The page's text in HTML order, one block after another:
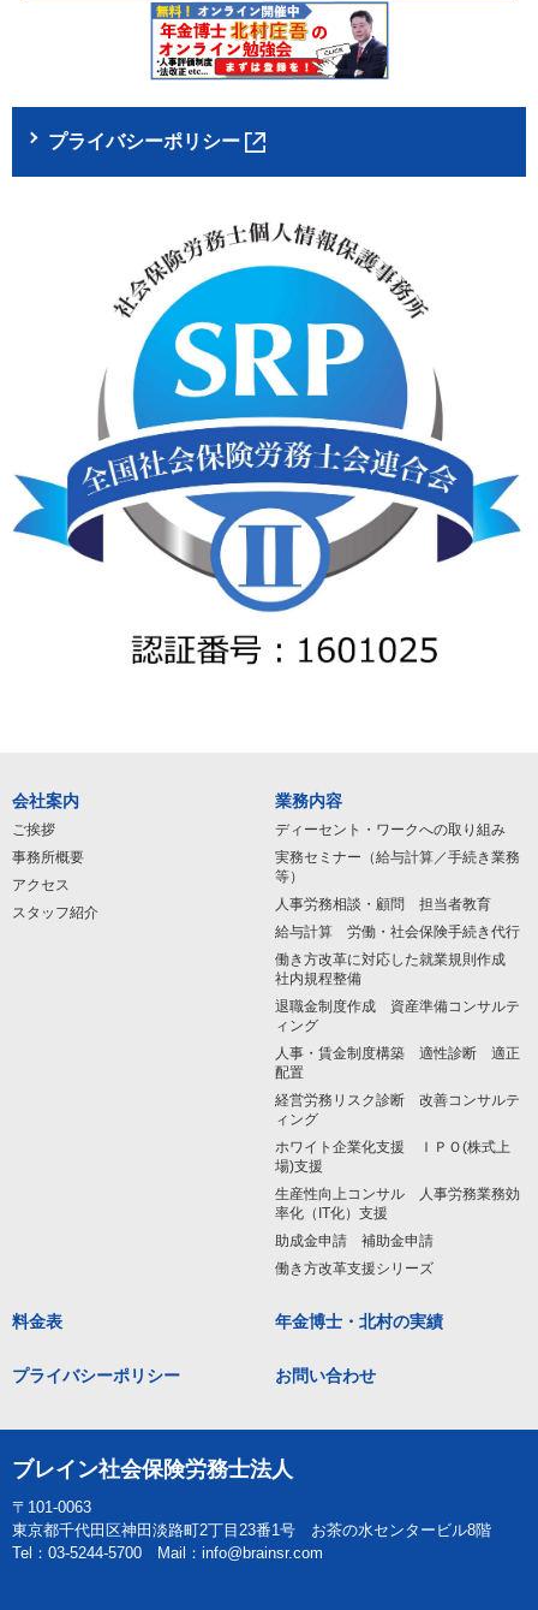
プライバシーポリシー
会社案内
ご挨拶
事務所概要
アクセス
スタッフ紹介
業務内容
ディーセント・ワークへの取り組み
実務セミナー（給与計算／手続き業務
等）
人事労務相談・顧問 担当者教育
給与計算 労働・社会保険手続き代行
働き方改革に対応した就業規則作成
社内規程整備
退職金制度作成 資産準備コンサルテ
ィング
人事・賃金制度構築 適性診断 適正
配置
経営労務リスク診断 改善コンサルテ
ィング
ホワイト企業化支援 ＩＰＯ(株式上
場)支援
生産性向上コンサル 人事労務業務効
率化（IT化）支援
助成金申請 補助金申請
働き方改革支援シリーズ
料金表 年金博士・北村の実績
プライバシーポリシー お問い合わせ
ブレイン社会保険労務士法人
〒101-0063
東京都千代田区神田淡路町2丁目23番1号 お茶の水センタービル8階
Tel：03-5244-5700 Mail：info@brainsr.com